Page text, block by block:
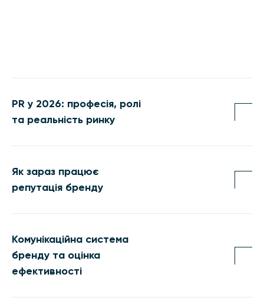
PR у 2026: професія, ролі
та реальність ринку
Як зараз працює
репутація бренду
Комунікаційна система
бренду та оцінка
ефективності